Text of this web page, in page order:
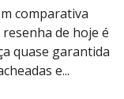
comparativa
de hoje é
quase garantida
e...